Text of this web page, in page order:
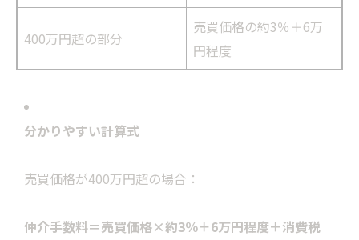
400万円超の部分
売買価格の約3％＋6万
円程度
分かりやすい計算式
売買価格が400万円超の場合：
仲介手数料＝売買価格×約3％＋6万円程度＋消費税